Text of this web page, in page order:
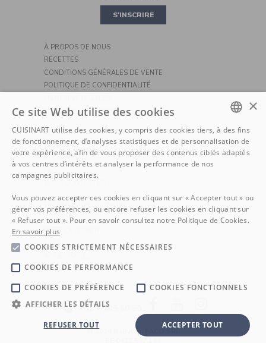
PIZZA
S'INSCRIRE
À PROPOS DE NOUS
RECETTES
CONDITIONS GÉNÉRALES DE VENTE
POLITIQUE DE CONFIDENTIALITÉ
POLITIQUE DE COOKIE
SERVICE CONSOMMATEURS
LIVRAISON
RETOURS
PRÉPARATION CULINAIRE
CUISSON
PETIT-DÉJEUNER
CAFÉ
OUTDOORS
+32 4 345 60 60
©2026 BaByliss FACO SRL
DUTCH
FRENCH
×
Ce site Web utilise des cookies
CUISINART utilise des cookies, y compris des cookies tiers, à des fins
de fonctionnement, d’analyses statistiques et de personnalisation de
votre expérience, afin de vous proposer des contenus ciblés adaptés
à vos centres d’intérêts et analyser la performance de nos
campagnes publicitaires.
Vous pouvez accepter ces cookies en cliquant sur « Accepter tout » ou
gérer vos préférences, ou encore refuser les cookies en cliquant sur
« Refuser tout ». Pour en savoir consultez notre Politique de Cookies.
En savoir plus
COOKIES STRICTEMENT NÉCESSAIRES
COOKIES DE PERFORMANCE
COOKIES DE PRÉFÉRENCE
COOKIES FONCTIONNELS
AFFICHER LES DÉTAILS
ACCEPTER TOUT
REFUSER TOUT